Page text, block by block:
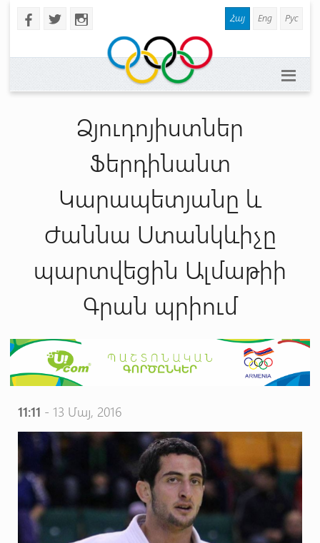
b a x Հայ Eng Рус
Ձյուդոյիստներ
Ֆերդինանտ
Կարապետյանը և
Ժաննա Ստանկևիչը
պարտվեցին Ալմաթիի
Գրան պրիում
11:11 - 13 Մայ, 2016